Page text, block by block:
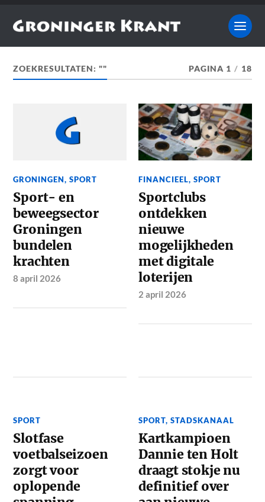
ZOEKRESULTATEN: "" PAGINA 1 / 18
GRONINGEN,SPORT
Sport- en
beweegsector
Groningen
bundelen
krachten
8 april 2026
FINANCIEEL,SPORT
Sportclubs
ontdekken
nieuwe
mogelijkheden
met digitale
loterijen
2 april 2026
SPORT
Slotfase
voetbalseizoen
zorgt voor
oplopende
SPORT,STADSKANAAL
Kartkampioen
Dannie ten Holt
draagt stokje nu
definitief over